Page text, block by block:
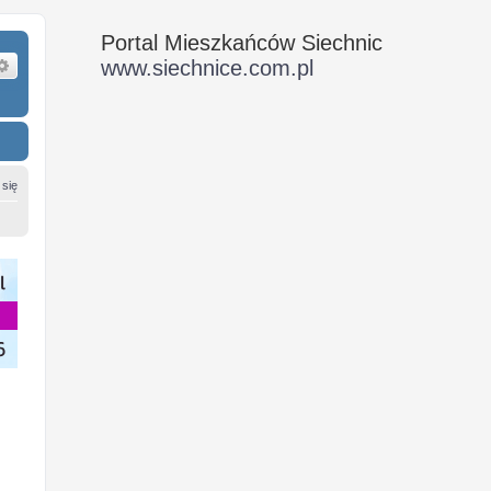
Wyszukiwanie zaawansowane
się
Portal Mieszkańców Siechnic
www.siechnice.com.pl